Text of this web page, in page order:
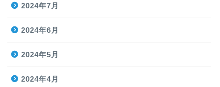
2024年7月
2024年6月
2024年5月
2024年4月